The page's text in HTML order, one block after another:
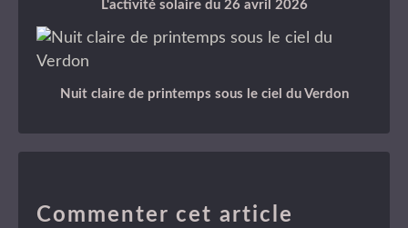
L'activité solaire du 26 avril 2026
Nuit claire de printemps sous le ciel du Verdon
Commenter cet article